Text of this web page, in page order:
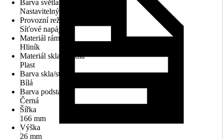
Barva světla
Nastavitelný odstín bílé
Provozní režim
Síťové napájení
Materiál rámu
Hliník
Materiál skla/stínidla
Plast
Barva skla/stínidla
Bílá
Barva podstavce
Černá
Šířka
166 mm
Výška
26 mm